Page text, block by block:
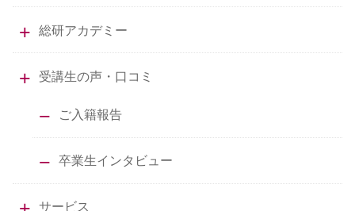
総研アカデミー
受講生の声・口コミ
ご入籍報告
卒業生インタビュー
サービス